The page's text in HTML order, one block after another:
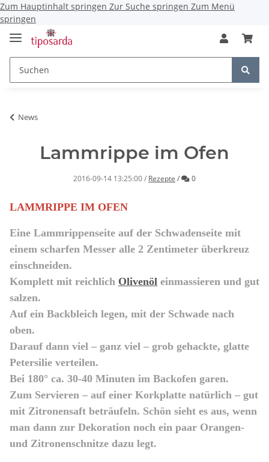
Zum Hauptinhalt springen Zur Suche springen Zum Menü
springen
News
Lammrippe im Ofen
2016-09-14 13:25:00/ Rezepte / Kommentare
0
LAMMRIPPE IM OFEN
Eine Lammrippenseite auf der Schwadenseite mit
einem scharfen Messer alle 2 Zentimeter überkreuz
einschneiden.
Komplett mit reichlich Olivenöl einmassieren und gut
salzen.
Auf ein Backbleich legen, mit der Schwade nach
oben.
Darauf dann viel – ganz viel – grob gehackte, glatte
Petersilie verteilen.
Bei 180° ca. 30-40 Minuten im Backofen garen.
Zum Servieren – auf einer Korkplatte natürlich – gut
mit Zitronensaft beträufeln. Schön sieht es aus, wenn
man dann zur Dekoration noch ein paar Orangen-
und Zitronenschnitze dazu legt.